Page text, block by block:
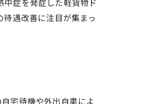
症を発症した軽貨物ド
遇改善に注目が集まっ